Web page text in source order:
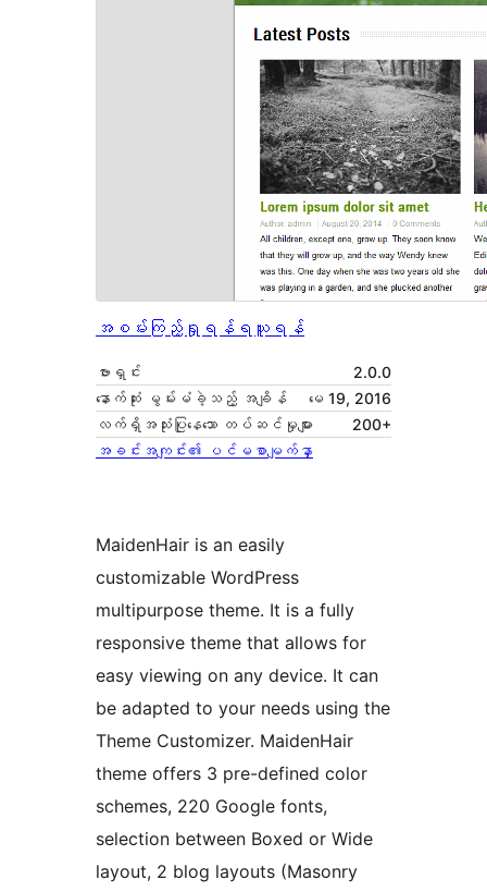
အစမ်းကြည့်ရှုရန် ရယူရန်
ဗားရှင်း
2.0.0
နောက်ဆုံး မွမ်းမံခဲ့သည့် အချိန်
မေ 19, 2016
လက်ရှိအသုံးပြုနေသော တပ်ဆင်မှုများ
200+
အခင်းအကျင်း၏ ပင်မစာမျက်နှာ
MaidenHair is an easily
customizable WordPress
multipurpose theme. It is a fully
responsive theme that allows for
easy viewing on any device. It can
be adapted to your needs using the
Theme Customizer. MaidenHair
theme offers 3 pre-defined color
schemes, 220 Google fonts,
selection between Boxed or Wide
layout, 2 blog layouts (Masonry